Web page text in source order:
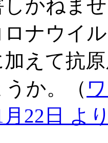
かねま
ナウイ
加えて抗
か。（
22日 よ